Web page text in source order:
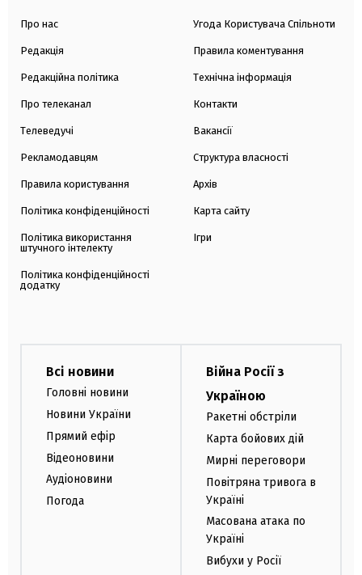
Про нас
Редакція
Редакційна політика
Про телеканал
Телеведучі
Рекламодавцям
Правила користування
Політика конфіденційності
Політика використання
штучного інтелекту
Політика конфіденційності
додатку
Угода Користувача Спільноти
Правила коментування
Технічна інформація
Контакти
Вакансії
Структура власності
Архів
Карта сайту
Ігри
Всі новини
Головні новини
Новини України
Прямий ефір
Відеоновини
Аудіоновини
Погода
Війна Росії з
Україною
Ракетні обстріли
Карта бойових дій
Мирні переговори
Повітряна тривога в
Україні
Масована атака по
Україні
Вибухи у Росії